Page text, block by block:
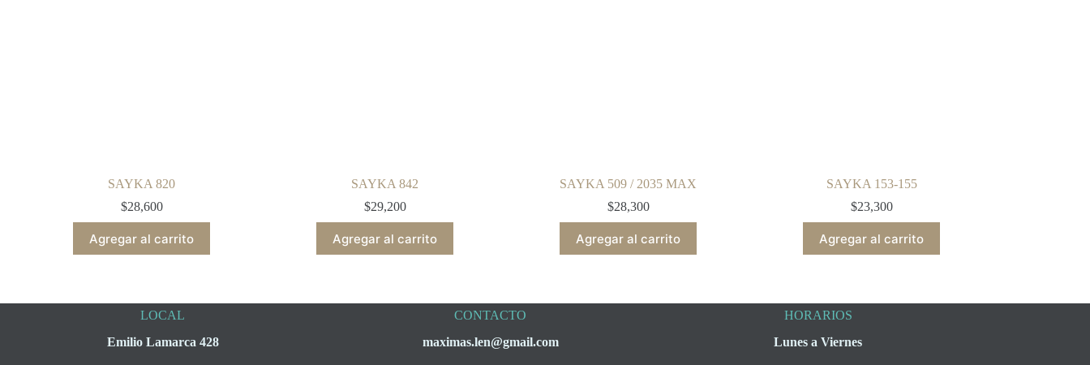
SAYKA 820
$28,600
Agregar al carrito
SAYKA 842
$29,200
Agregar al carrito
SAYKA 509 / 2035 MAX
$28,300
Agregar al carrito
SAYKA 153-155
$23,300
Agregar al carrito
LOCAL
Emilio Lamarca 428
CONTACTO
maximas.len@gmail.com
HORARIOS
Lunes a Viernes